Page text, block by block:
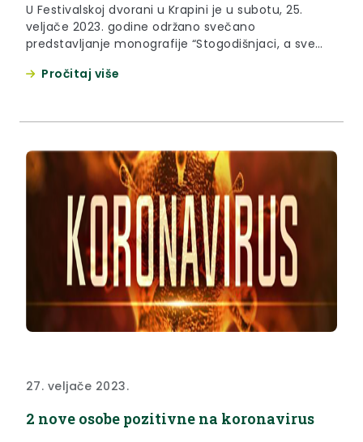
U Festivalskoj dvorani u Krapini je u subotu, 25.
veljače 2023. godine održano svečano
predstavljanje monografije “Stogodišnjaci, a sve
Pročitaj više
27. veljače 2023.
2 nove osobe pozitivne na koronavirus